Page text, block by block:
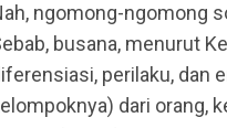
ngomong-ngomong
busana, menurut
perilaku, dan
dari orang,